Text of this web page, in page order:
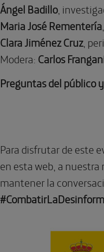
Ángel Badillo,
Maria José Rementería
Clara Jiménez Cruz,
Modera: Carlos
Preguntas del público
Para disfrutar de este
en esta web, a
mantener la